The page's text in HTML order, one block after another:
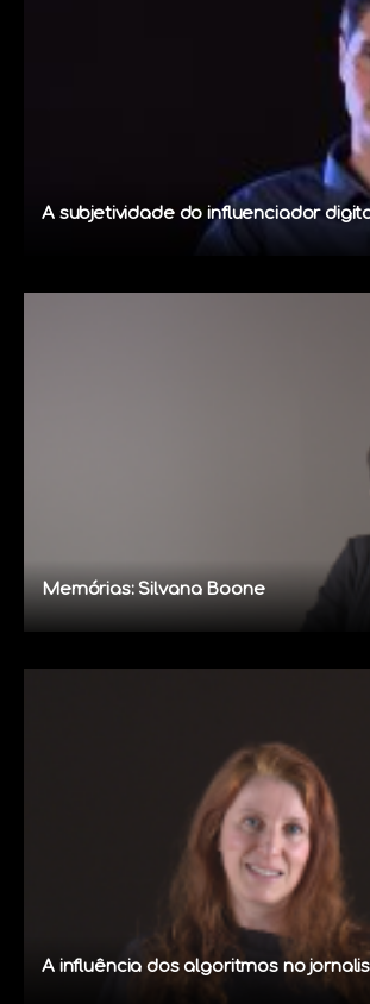
A subjetividade do influenciador
Memórias: Silvana Boone
A influência dos algoritmos no